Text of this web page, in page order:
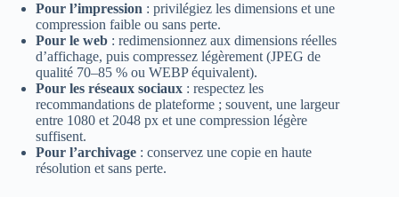
Pour l’impression : privilégiez les dimensions et une
compression faible ou sans perte.
Pour le web : redimensionnez aux dimensions réelles
d’affichage, puis compressez légèrement (JPEG de
qualité 70–85 % ou WEBP équivalent).
Pour les réseaux sociaux : respectez les
recommandations de plateforme ; souvent, une largeur
entre 1080 et 2048 px et une compression légère
suffisent.
Pour l’archivage : conservez une copie en haute
résolution et sans perte.